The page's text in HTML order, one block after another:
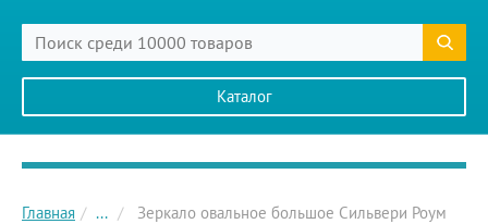
Каталог
Главное меню сайта
Главная ... Зеркало овальное большое Сильвери Роум